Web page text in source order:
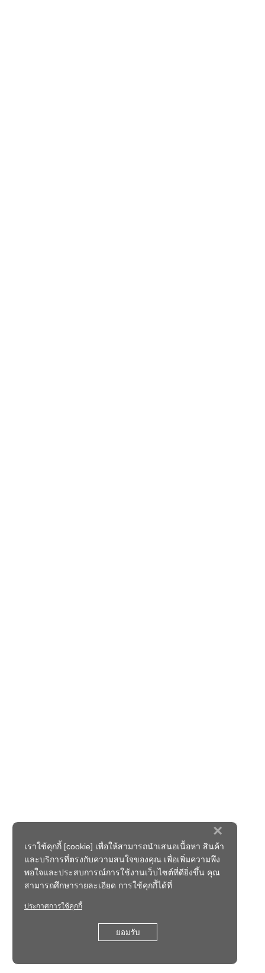
×
เราใช้คุกกี้ [cookie] เพื่อให้สามารถนำเสนอเนื้อหา สินค้า
และบริการที่ตรงกับความสนใจของคุณ เพื่อเพิ่มความพึง
พอใจและประสบการณ์การใช้งานเว็บไซต์ที่ดียิ่งขึ้น คุณ
สามารถศึกษารายละเอียด การใช้คุกกี้ได้ที่
ประกาศการใช้คุกกี้
ยอมรับ